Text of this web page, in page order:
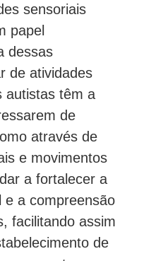
sensoriais
papel
dessas
de atividades
autistas têm a
de
através de
e movimentos
a fortalecer a
e a compreensão
facilitando assim
de